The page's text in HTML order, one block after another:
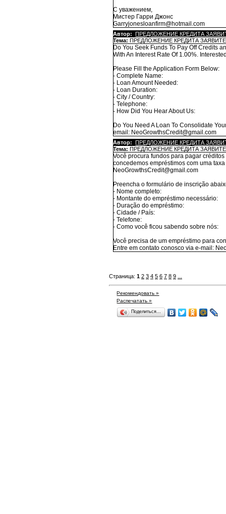
С уважением,
Мистер Гарри Джонс
Garryjonesloanfirm@hotmail.com
Автор:
ПРЕДЛОЖЕНИЕ КРЕДИТА
Тема: ПРЕДЛОЖЕНИЕ КРЕДИТА
Do You Seek Funds To Pay Off Credits
With An Interest Rate Of 1.00%.
Please Fill the Application Form Below:
- Complete Name:
- Loan Amount Needed:
- Loan Duration:
- City / Country:
- Telephone:
- How Did You Hear About Us:
Do You Need A Loan To Consolidate
email: NeoGrowthsCredit@gmail.com
Автор:
ПРЕДЛОЖЕНИЕ КРЕДИТА
Тема: ПРЕДЛОЖЕНИЕ КРЕДИТА
Você procura fundos para pagar
concedemos empréstimos com uma
NeoGrowthsCredit@gmail.com
Preencha o formulário de inscrição
- Nome completo:
- Montante do empréstimo necessário:
- Duração do empréstimo:
- Cidade / País:
- Telefone:
- Como você ficou sabendo sobre nós:
Você precisa de um empréstimo para
Entre em contato conosco via e-mail:
Страница: 1 2 3 4 5 6 7 8 9
Рекомендовать »
Распечатать »
Поделиться…